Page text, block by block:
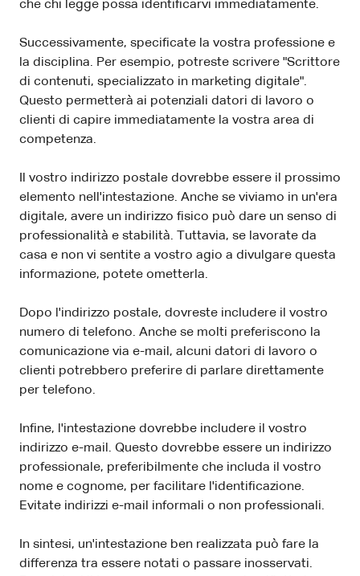
che chi legge possa identificarvi immediatamente.
Successivamente, specificate la vostra professione e
la disciplina. Per esempio, potreste scrivere "Scrittore
di contenuti, specializzato in marketing digitale".
Questo permetterà ai potenziali datori di lavoro o
clienti di capire immediatamente la vostra area di
competenza.
Il vostro indirizzo postale dovrebbe essere il prossimo
elemento nell'intestazione. Anche se viviamo in un'era
digitale, avere un indirizzo fisico può dare un senso di
professionalità e stabilità. Tuttavia, se lavorate da
casa e non vi sentite a vostro agio a divulgare questa
informazione, potete ometterla.
Dopo l'indirizzo postale, dovreste includere il vostro
numero di telefono. Anche se molti preferiscono la
comunicazione via e-mail, alcuni datori di lavoro o
clienti potrebbero preferire di parlare direttamente
per telefono.
Infine, l'intestazione dovrebbe includere il vostro
indirizzo e-mail. Questo dovrebbe essere un indirizzo
professionale, preferibilmente che includa il vostro
nome e cognome, per facilitare l'identificazione.
Evitate indirizzi e-mail informali o non professionali.
In sintesi, un'intestazione ben realizzata può fare la
differenza tra essere notati o passare inosservati.